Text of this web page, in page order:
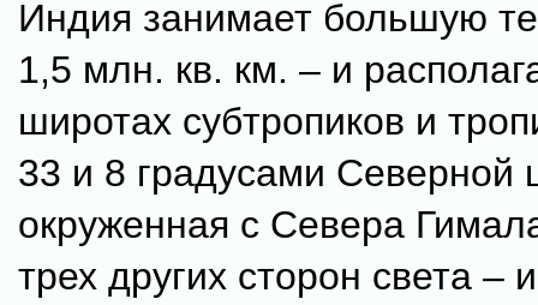
Индия занимает большую
1,5 млн. кв. км. – и
широтах субтропиков и
33 и 8 градусами Северной
окруженная с Севера
трех других сторон света –